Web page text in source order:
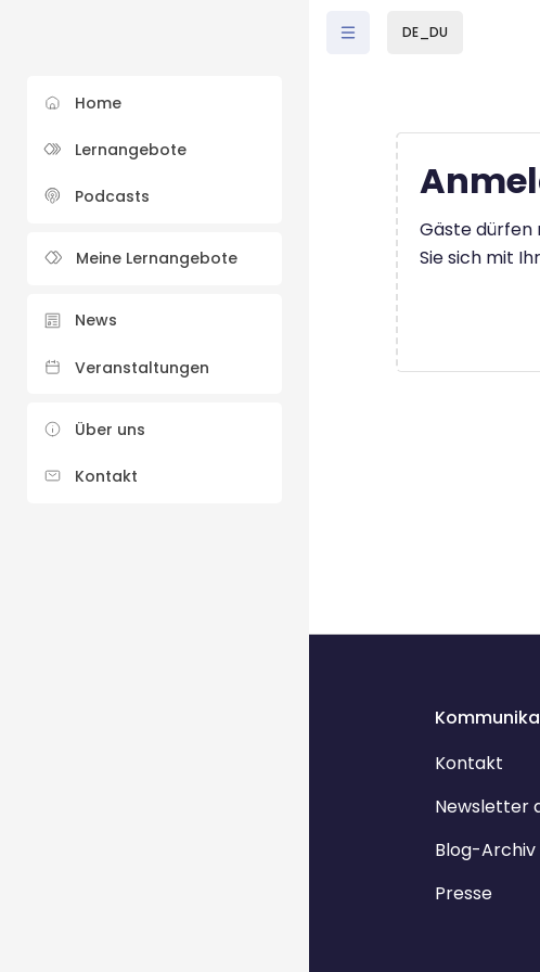
Home
Lernangebote
Podcasts
Meine Lernangebote
News
Veranstaltungen
Über uns
Kontakt
DE_DU
Gäste dürfen
Sie sich mit
Kontakt
Newsletter
Blog-Archiv
Presse